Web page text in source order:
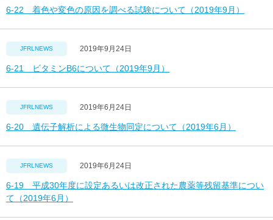
6-22 着色や変色の原因を調べる試験について（2019年9月）
JFRLNEWS 2019年9月24日
6-21 ビタミンB6について（2019年9月）
JFRLNEWS 2019年6月24日
6-20 遺伝子解析による微生物同定について（2019年6月）
JFRLNEWS 2019年6月24日
6-19 平成30年度に設定あるいは改正された農薬等残留基準につい
て（2019年6月）